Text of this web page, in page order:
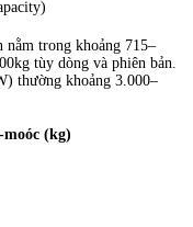
nằm trong khoảng 715–
tùy dòng và phiên bản.
thường khoảng 3.000–
(kg)